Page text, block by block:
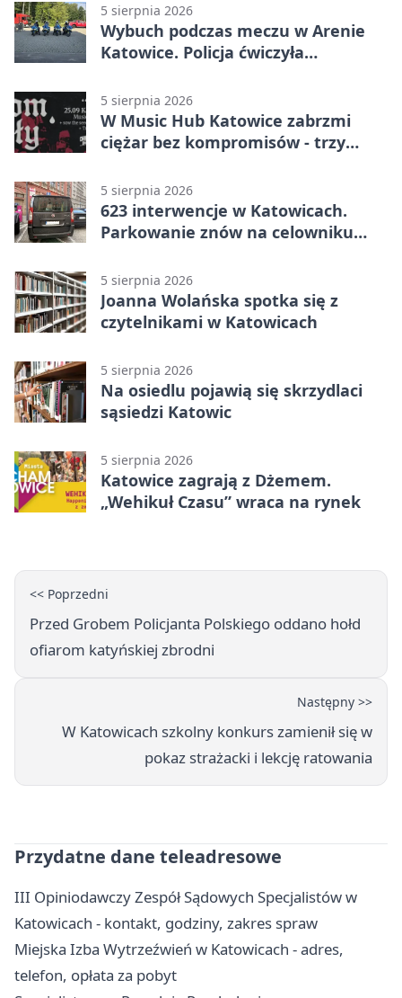
5 sierpnia 2026
Wybuch podczas meczu w Arenie
Katowice. Policja ćwiczyła
5 sierpnia 2026
W Music Hub Katowice zabrzmi
ciężar bez kompromisów - trzy
5 sierpnia 2026
623 interwencje w Katowicach.
Parkowanie znów na celowniku
5 sierpnia 2026
Joanna Wolańska spotka się z
czytelnikami w Katowicach
5 sierpnia 2026
Na osiedlu pojawią się skrzydlaci
sąsiedzi Katowic
5 sierpnia 2026
Katowice zagrają z Dżemem.
„Wehikuł Czasu” wraca na rynek
<< Poprzedni
Przed Grobem Policjanta Polskiego oddano hołd
ofiarom katyńskiej zbrodni
Następny >>
W Katowicach szkolny konkurs zamienił się w
pokaz strażacki i lekcję ratowania
Przydatne dane teleadresowe
III Opiniodawczy Zespół Sądowych Specjalistów w
Katowicach - kontakt, godziny, zakres spraw
Miejska Izba Wytrzeźwień w Katowicach - adres,
telefon, opłata za pobyt